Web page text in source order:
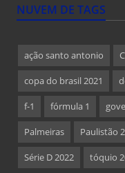
NUVEM DE TAGS
ação santo antonio
copa do brasil 2021
f-1 fórmula 1
Palmeiras Paulistão
Série D 2022 tóquio